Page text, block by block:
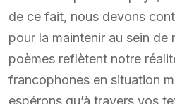
de ce fait, nous devons
pour la maintenir au sein de
poèmes reflètent notre
francophones en situation
espérons qu’à travers vos